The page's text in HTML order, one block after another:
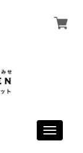
Toggle